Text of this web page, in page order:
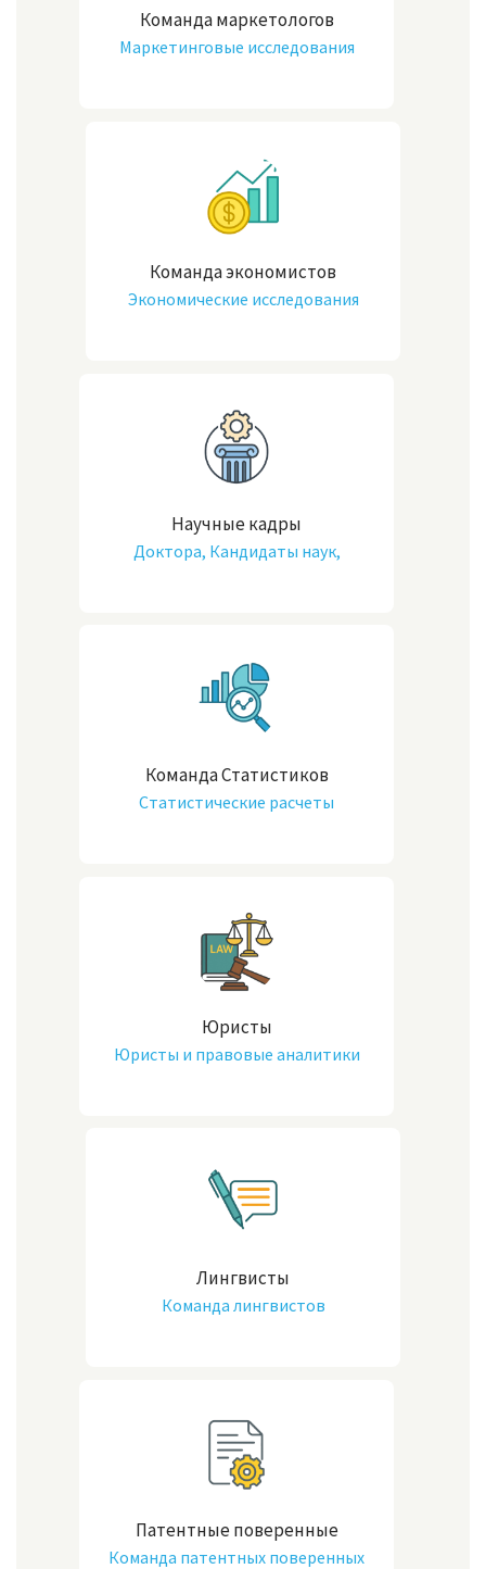
Команда маркетологов
Маркетинговые исследования
Команда экономистов
Экономические исследования
Научные кадры
Доктора, Кандидаты наук,
Команда Статистиков
Статистические расчеты
Юристы
Юристы и правовые аналитики
Лингвисты
Команда лингвистов
Патентные поверенные
Команда патентных поверенных